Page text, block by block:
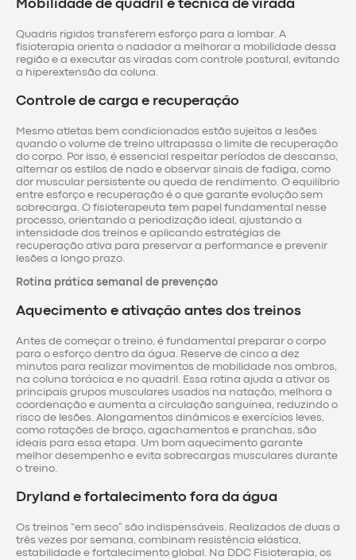
Mobilidade de quadril e técnica de virada
Quadris rígidos transferem esforço para a lombar. A
fisioterapia orienta o nadador a melhorar a mobilidade dessa
região e a executar as viradas com controle postural, evitando
a hiperextensão da coluna.
Controle de carga e recuperação
Mesmo atletas bem condicionados estão sujeitos a lesões
quando o volume de treino ultrapassa o limite de recuperação
do corpo. Por isso, é essencial respeitar períodos de descanso,
alternar os estilos de nado e observar sinais de fadiga, como
dor muscular persistente ou queda de rendimento. O equilíbrio
entre esforço e recuperação é o que garante evolução sem
sobrecarga. O fisioterapeuta tem papel fundamental nesse
processo, orientando a periodização ideal, ajustando a
intensidade dos treinos e aplicando estratégias de
recuperação ativa para preservar a performance e prevenir
lesões a longo prazo.
Rotina prática semanal de prevenção
Aquecimento e ativação antes dos treinos
Antes de começar o treino, é fundamental preparar o corpo
para o esforço dentro da água. Reserve de cinco a dez
minutos para realizar movimentos de mobilidade nos ombros,
na coluna torácica e no quadril. Essa rotina ajuda a ativar os
principais grupos musculares usados na natação, melhora a
coordenação e aumenta a circulação sanguínea, reduzindo o
risco de lesões. Alongamentos dinâmicos e exercícios leves,
como rotações de braço, agachamentos e pranchas, são
ideais para essa etapa. Um bom aquecimento garante
melhor desempenho e evita sobrecargas musculares durante
o treino.
Dryland e fortalecimento fora da água
Os treinos “em seco” são indispensáveis. Realizados de duas a
três vezes por semana, combinam resistência elástica,
estabilidade e fortalecimento global. Na DDC Fisioterapia, os